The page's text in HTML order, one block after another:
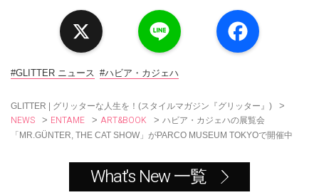
a
c
#GLITTER ニュース #ハビア・カジェハ
GLITTER | グリッターな人生を！(スタイルマガジン『グリッター』) >
NEWS > ENTAME > ART&BOOK > ハビア・カジェハの展覧会
「MR.GÜNTER, THE CAT SHOW」がPARCO MUSEUM TOKYOで開催中
What's New 一覧